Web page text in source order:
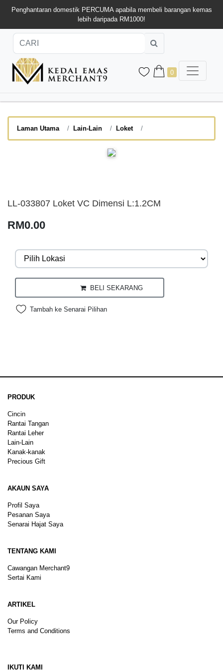
Penghantaran domestik PERCUMA apabila membeli barangan kemas
lebih daripada RM1000!
0
Laman Utama Lain-Lain Loket
LL-033807 Loket VC Dimensi L:1.2CM
RM0.00
BELI SEKARANG
Tambah ke Senarai Pilihan
PRODUK
Cincin
Rantai Tangan
Rantai Leher
Lain-Lain
Kanak-kanak
Precious Gift
AKAUN SAYA
Profil Saya
Pesanan Saya
Senarai Hajat Saya
TENTANG KAMI
Cawangan Merchant9
Sertai Kami
ARTIKEL
Our Policy
Terms and Conditions
IKUTI KAMI